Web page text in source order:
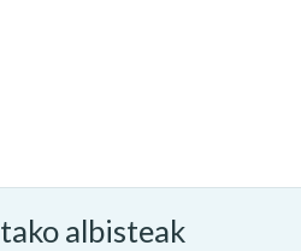
albisteak